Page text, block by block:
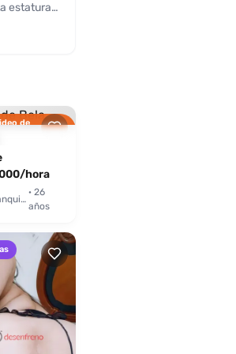
estatura
su
está
de
única.
de
hora
Barranquilla
· 26
años